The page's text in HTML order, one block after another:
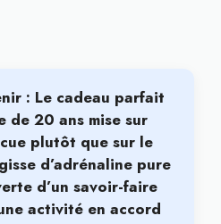
: Le cadeau parfait
de 20 ans mise sur
plutôt que sur le
d’adrénaline pure
d’un savoir-faire
activité en accord